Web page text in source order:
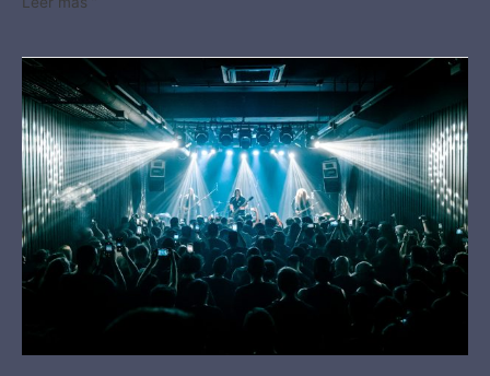
RIVERS
OF
NIHIL
EN
SANTIAGO
–
05/02/2026